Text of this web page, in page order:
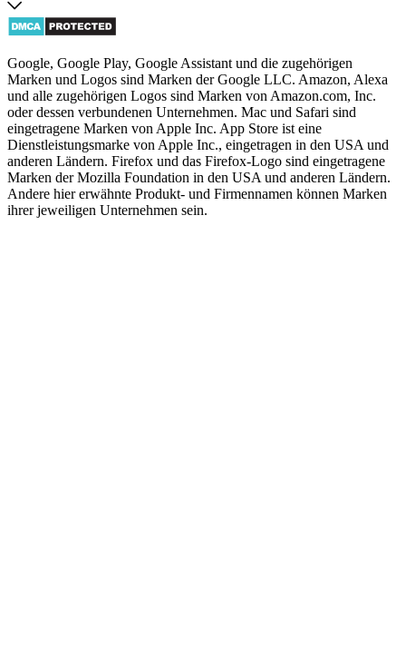
Google, Google Play, Google Assistant und die zugehörigen
Marken und Logos sind Marken der Google LLC. Amazon, Alexa
und alle zugehörigen Logos sind Marken von Amazon.com, Inc.
oder dessen verbundenen Unternehmen. Mac und Safari sind
eingetragene Marken von Apple Inc. App Store ist eine
Dienstleistungsmarke von Apple Inc., eingetragen in den USA und
anderen Ländern. Firefox und das Firefox-Logo sind eingetragene
Marken der Mozilla Foundation in den USA und anderen Ländern.
Andere hier erwähnte Produkt- und Firmennamen können Marken
ihrer jeweiligen Unternehmen sein.